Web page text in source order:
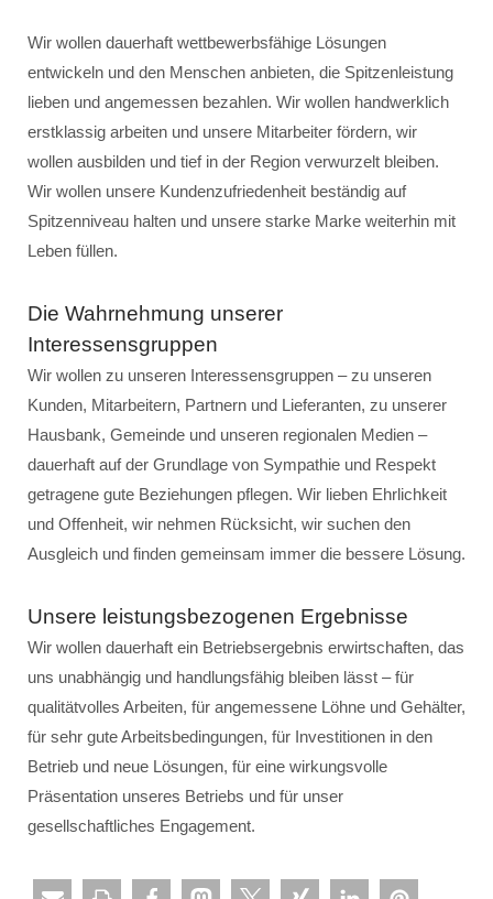
Wir wollen dauerhaft wettbewerbsfähige Lösungen
entwickeln und den Menschen anbieten, die Spitzenleistung
lieben und angemessen bezahlen. Wir wollen handwerklich
erstklassig arbeiten und unsere Mitarbeiter fördern, wir
wollen ausbilden und tief in der Region verwurzelt bleiben.
Wir wollen unsere Kundenzufriedenheit beständig auf
Spitzenniveau halten und unsere starke Marke weiterhin mit
Leben füllen.
Die Wahrnehmung unserer
Interessensgruppen
Wir wollen zu unseren Interessensgruppen – zu unseren
Kunden, Mitarbeitern, Partnern und Lieferanten, zu unserer
Hausbank, Gemeinde und unseren regionalen Medien –
dauerhaft auf der Grundlage von Sympathie und Respekt
getragene gute Beziehungen pflegen. Wir lieben Ehrlichkeit
und Offenheit, wir nehmen Rücksicht, wir suchen den
Ausgleich und finden gemeinsam immer die bessere Lösung.
Unsere leistungsbezogenen Ergebnisse
Wir wollen dauerhaft ein Betriebsergebnis erwirtschaften, das
uns unabhängig und handlungsfähig bleiben lässt – für
qualitätvolles Arbeiten, für angemessene Löhne und Gehälter,
für sehr gute Arbeitsbedingungen, für Investitionen in den
Betrieb und neue Lösungen, für eine wirkungsvolle
Präsentation unseres Betriebs und für unser
gesellschaftliches Engagement.